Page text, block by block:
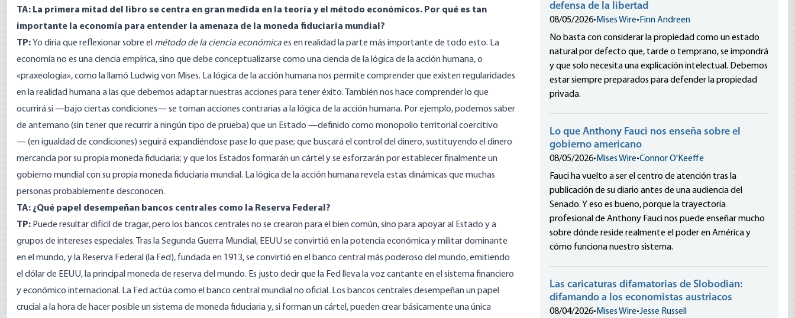
TA: La primera mitad del libro se centra en gran medida en la teoría y el método económicos. Por qué es tan
importante la economía para entender la amenaza de la moneda fiduciaria mundial?
TP: Yo diría que reflexionar sobre el método de la ciencia económicaes en realidad la parte más importante de todo esto. La
economía no es una ciencia empírica, sino que debe conceptualizarse como una ciencia de la lógica de la acción humana, o
«praxeología», como la llamó Ludwig von Mises. La lógica de la acción humana nos permite comprender que existen regularidades
en la realidad humana a las que debemos adaptar nuestras acciones para tener éxito. También nos hace comprender lo que
ocurrirá si —bajo ciertas condiciones— se toman acciones contrarias a la lógica de la acción humana. Por ejemplo, podemos saber
de antemano (sin tener que recurrir a ningún tipo de prueba) que un Estado —definido como monopolio territorial coercitivo
— (en igualdad de condiciones) seguirá expandiéndose pase lo que pase; que buscará el control del dinero, sustituyendo el dinero
mercancía por su propia moneda fiduciaria; y que los Estados formarán un cártel y se esforzarán por establecer finalmente un
gobierno mundial con su propia moneda fiduciaria mundial. La lógica de la acción humana revela estas dinámicas que muchas
personas probablemente desconocen.
TA: ¿Qué papel desempeñan bancos centrales como la Reserva Federal?
TP: Puede resultar difícil de tragar, pero los bancos centrales no se crearon para el bien común, sino para apoyar al Estado y a
grupos de intereses especiales. Tras la Segunda Guerra Mundial, EEUU se convirtió en la potencia económica y militar dominante
en el mundo, y la Reserva Federal (la Fed), fundada en 1913, se convirtió en el banco central más poderoso del mundo, emitiendo
el dólar de EEUU, la principal moneda de reserva del mundo. Es justo decir que la Fed lleva la voz cantante en el sistema financiero
y económico internacional. La Fed actúa como el banco central mundial no oficial. Los bancos centrales desempeñan un papel
crucial a la hora de hacer posible un sistema de moneda fiduciaria y, si forman un cártel, pueden crear básicamente una única
defensa de la libertad
08/05/2026• Mises Wire• Finn Andreen
No basta con considerar la propiedad como un estado
natural por defecto que, tarde o temprano, se impondrá
y que solo necesita una explicación intelectual. Debemos
estar siempre preparados para defender la propiedad
privada.
Lo que Anthony Fauci nos enseña sobre el
gobierno americano
08/05/2026• Mises Wire•Connor O'Keeffe
Fauci ha vuelto a ser el centro de atención tras la
publicación de su diario antes de una audiencia del
Senado. Y eso es bueno, porque la trayectoria
profesional de Anthony Fauci nos puede enseñar mucho
sobre dónde reside realmente el poder en América y
cómo funciona nuestro sistema.
Las caricaturas difamatorias de Slobodian:
difamando a los economistas austriacos
08/04/2026• Mises Wire•Jesse Russell